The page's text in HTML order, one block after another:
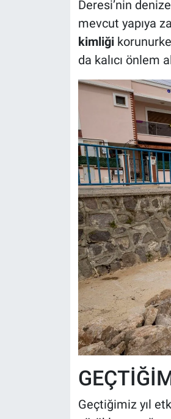
Deresi’nin
mevcut yapıya
kimliği
da kalıcı önlem
Geçtiğimiz yıl